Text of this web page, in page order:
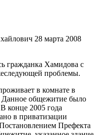
28 марта 2008
гражданка Хамидова с
проблемы.
в комнате в
общежитие было
конце 2005 года
в приватизации
Префекта